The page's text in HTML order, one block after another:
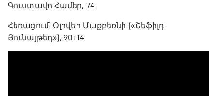
Գուստավո Համեր, 74
Հեռացում՝ Օլիվեր Մաքբեռնի («Շեֆիլդ
Յունայթեդ»), 90+14